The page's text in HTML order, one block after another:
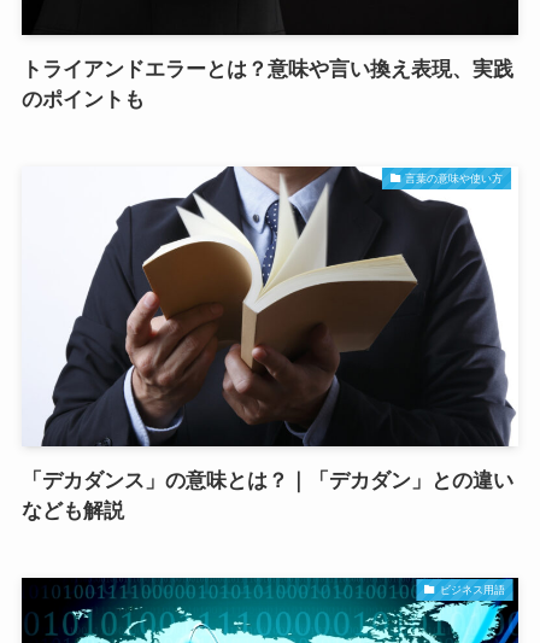
トライアンドエラーとは？意味や言い換え表現、実践
のポイントも
言葉の意味や使い方
「デカダンス」の意味とは？｜「デカダン」との違い
なども解説
ビジネス用語